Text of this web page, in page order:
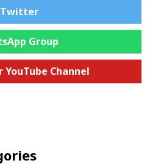
Twitter
Group
YouTube Channel